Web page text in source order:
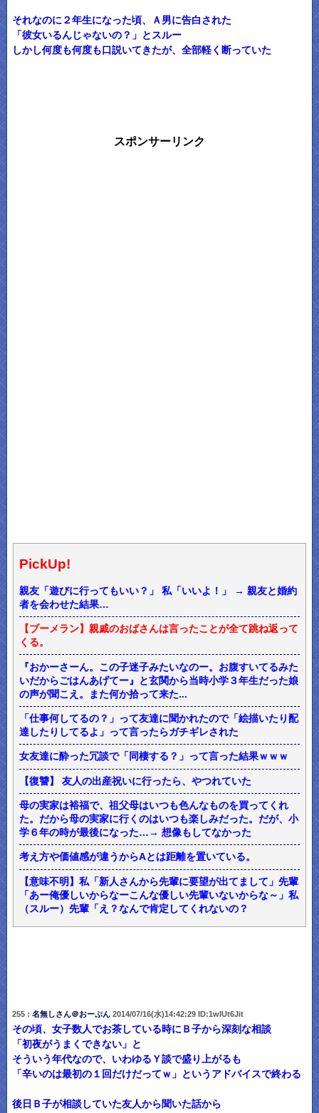
それなのに２年生になった頃、Ａ男に告白された
「彼女いるんじゃないの？」とスルー
しかし何度も何度も口説いてきたが、全部軽く断っていた
スポンサーリンク
PickUp!
親友「遊びに行ってもいい？」 私「いいよ！」 → 親友と婚約
者を会わせた結果…
【ブーメラン】親戚のおばさんは言ったことが全て跳ね返って
くる。
『おかーさーん。この子迷子みたいなのー。お腹すいてるみた
いだからごはんあげてー』と玄関から当時小学３年生だった娘
の声が聞こえ。また何か拾って来た...
「仕事何してるの？」って友達に聞かれたので「絵描いたり配
達したりしてるよ」って言ったらガチギレされた
女友達に酔った冗談で「同棲する？」って言った結果ｗｗｗ
【復讐】 友人の出産祝いに行ったら、やつれていた
母の実家は裕福で、祖父母はいつも色んなものを買ってくれ
た。だから母の実家に行くのはいつも楽しみだった。だが、小
学６年の時が最後になった…→ 想像もしてなかった
考え方や価値感が違うからAとは距離を置いている。
【意味不明】私「新人さんから先輩に要望が出てまして」先輩
「あー俺優しいからなーこんな優しい先輩いないからな～」私
（スルー）先輩「え？なんで肯定してくれないの？
255 : 名無しさん＠おーぷん2014/07/16(水)14:42:29 ID:1wIUt6Jit
その頃、女子数人でお茶している時にＢ子から深刻な相談
「初夜がうまくできない」と
そういう年代なので、いわゆるＹ談で盛り上がるも
「辛いのは最初の１回だけだってｗ」というアドバイスで終わる
後日Ｂ子が相談していた友人から聞いた話から